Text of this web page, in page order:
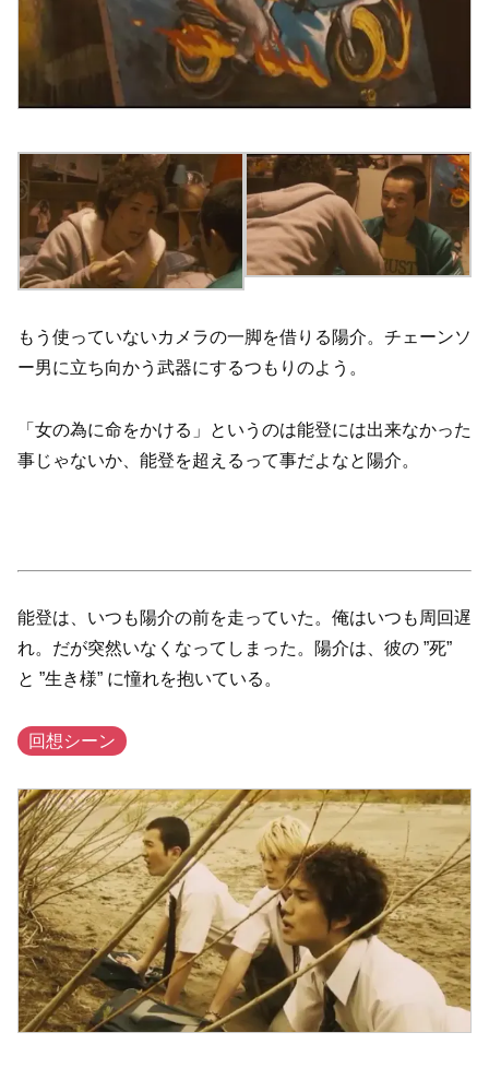
もう使っていないカメラの一脚を借りる陽介。チェーンソ
ー男に立ち向かう武器にするつもりのよう。
「女の為に命をかける」というのは能登には出来なかった
事じゃないか、能登を超えるって事だよなと陽介。
能登は、いつも陽介の前を走っていた。俺はいつも周回遅
れ。だが突然いなくなってしまった。陽介は、彼の ”死”
と ”生き様” に憧れを抱いている。
回想シーン